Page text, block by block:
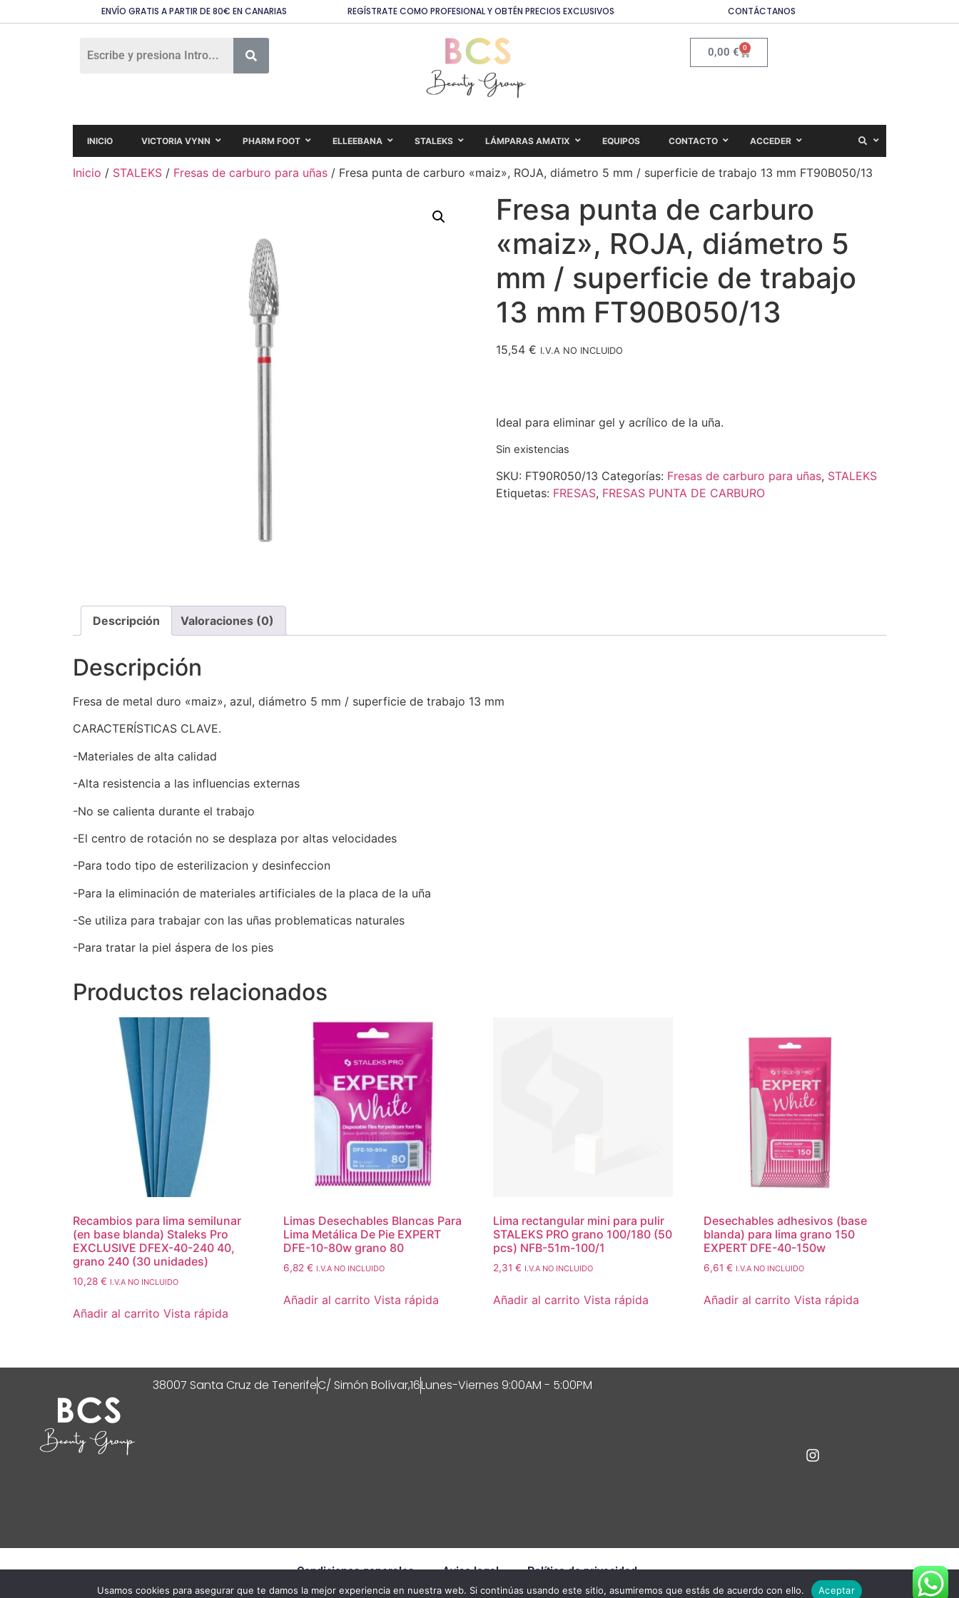
ENVÍO GRATIS A PARTIR DE 80€ EN CANARIAS REGÍSTRATE COMO PROFESIONAL Y OBTÉN PRECIOS EXCLUSIVOS CONTÁCTANOS
0,00 € 0
INICIO VICTORIA VYNN PHARM FOOT ELLEEBANA STALEKS LÁMPARAS AMATIX EQUIPOS CONTACTO ACCEDER
Inicio / STALEKS / Fresas de carburo para uñas / Fresa punta de carburo «maiz», ROJA, diámetro 5 mm / superficie de trabajo 13 mm FT90B050/13
Fresa punta de carburo
«maiz», ROJA, diámetro 5
mm / superficie de trabajo
13 mm FT90B050/13
15,54 € I.V.A NO INCLUIDO
Ideal para eliminar gel y acrílico de la uña.
Sin existencias
SKU: FT90R050/13 Categorías: Fresas de carburo para uñas, STALEKS
Etiquetas: FRESAS, FRESAS PUNTA DE CARBURO
Descripción Valoraciones (0)
Descripción
Fresa de metal duro «maiz», azul, diámetro 5 mm / superficie de trabajo 13 mm
CARACTERÍSTICAS CLAVE.
-Materiales de alta calidad
-Alta resistencia a las influencias externas
-No se calienta durante el trabajo
-El centro de rotación no se desplaza por altas velocidades
-Para todo tipo de esterilizacion y desinfeccion
-Para la eliminación de materiales artificiales de la placa de la uña
-Se utiliza para trabajar con las uñas problematicas naturales
-Para tratar la piel áspera de los pies
Productos relacionados
Recambios para lima semilunar
(en base blanda) Staleks Pro
EXCLUSIVE DFEX-40-240 40,
grano 240 (30 unidades)
10,28 € I.V.A NO INCLUIDO
Añadir al carrito Vista rápida
Limas Desechables Blancas Para
Lima Metálica De Pie EXPERT
DFE-10-80w grano 80
6,82 € I.V.A NO INCLUIDO
Añadir al carrito Vista rápida
Lima rectangular mini para pulir
STALEKS PRO grano 100/180 (50
pcs) NFB-51m-100/1
2,31€ I.V.A NO INCLUIDO
Añadir al carrito Vista rápida
Desechables adhesivos (base
blanda) para lima grano 150
EXPERT DFE-40-150w
6,61€ I.V.A NO INCLUIDO
Añadir al carrito Vista rápida
38007 Santa Cruz de TenerifeC/ Simón Bolívar,16Lunes-Viernes 9:00AM - 5:00PM
Condiciones generales Aviso legal Política de privacidad
Usamos cookies para asegurar que te damos la mejor experiencia en nuestra web. Si continúas usando este sitio, asumiremos que estás de acuerdo con ello. Aceptar